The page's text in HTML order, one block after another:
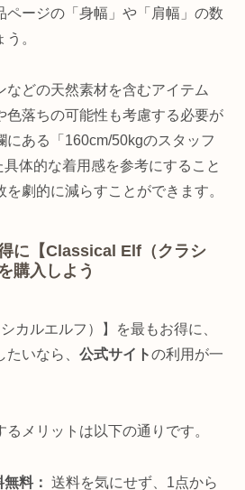
ページの「身幅」や「肩幅」の数
。
などの天然素材を含むアイテム
色落ちの可能性も考慮する必要が
にある「160cm/50kgのスタッフ
体的な着用感を参考にすること
劇的に減らすことができます。
に【Classical Elf（クラシ
購入しよう
カルエルフ）】を最もお得に、
いなら、 公式サイトの利用が一
メリットは以下の通りです。
料： 送料を気にせず、1点から